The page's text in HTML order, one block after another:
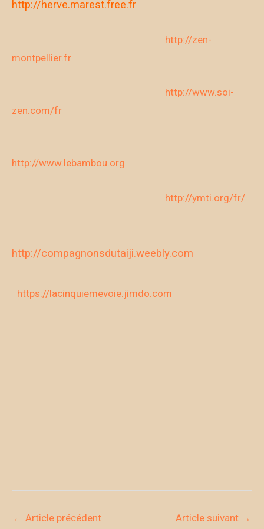
http://herve.marest.free.fr
http://zen-
montpellier.fr
http://www.soi-
zen.com/fr
http://www.lebambou.org
http://ymti.org/fr/
http://compagnonsdutaiji.weebly.com
https://lacinquiemevoie.jimdo.com
← Article précédent Article suivant →